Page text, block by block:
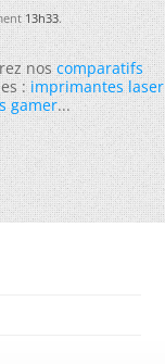
13h33.
noscomparatifs
:imprimantes laser
gamer...